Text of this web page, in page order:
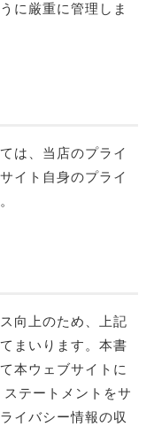
に厳重に管理しま
は、当店のプライ
イト自身のプライ
向上のため、上記
まいります。本書
本ウェブサイトに
テートメントをサ
イバシー情報の収